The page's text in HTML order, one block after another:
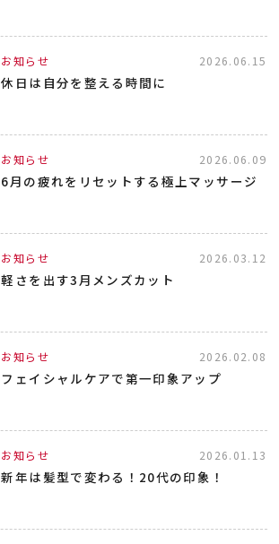
お知らせ 2026.06.15
休日は自分を整える時間に
お知らせ 2026.06.09
6月の疲れをリセットする極上マッサージ
お知らせ 2026.03.12
軽さを出す3月メンズカット
お知らせ 2026.02.08
フェイシャルケアで第一印象アップ
お知らせ 2026.01.13
新年は髪型で変わる！20代の印象！